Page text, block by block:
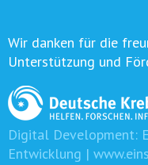
Wir danken für die
Unterstützung und
Digital Development:
Entwicklung |